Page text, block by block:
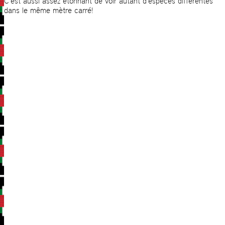
dans le même mètre carré!